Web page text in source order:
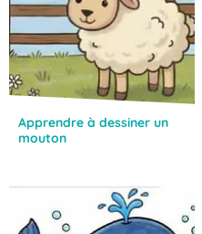
Apprendre à dessiner un
mouton